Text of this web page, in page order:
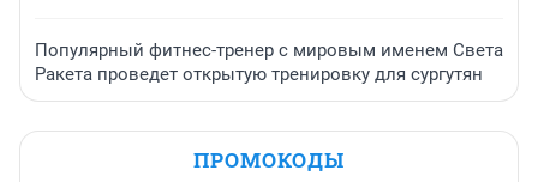
Популярный фитнес-тренер с мировым именем Света
Ракета проведет открытую тренировку для сургутян
ПРОМОКОДЫ